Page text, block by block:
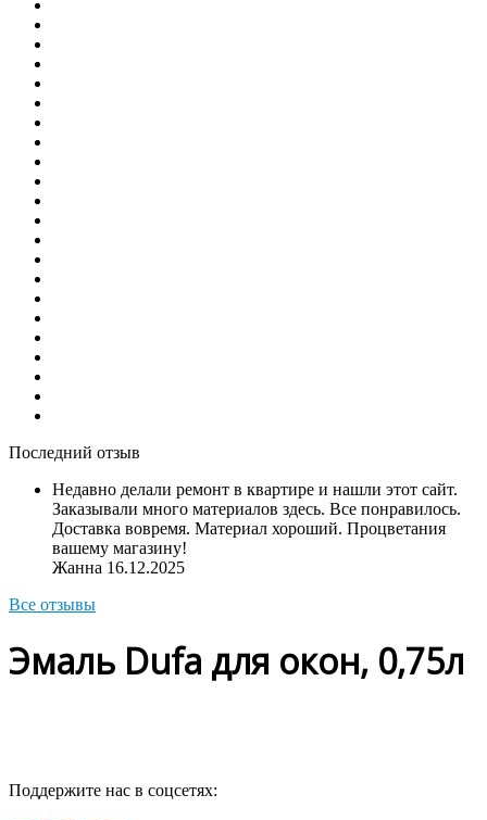
Последний отзыв
Недавно делали ремонт в квартире и нашли этот сайт.
Заказывали много материалов здесь. Все понравилось.
Доставка вовремя. Материал хороший. Процветания
вашему магазину!
Жанна 16.12.2025
Все отзывы
Эмаль Dufa для окон, 0,75л
Поддержите нас в соцсетях: